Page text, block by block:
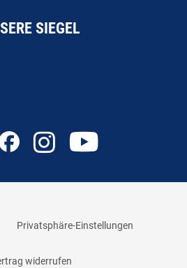
SIEGEL
Privatsphäre-Einstellungen
widerrufen